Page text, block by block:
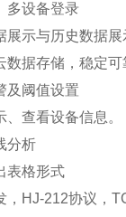
设备登录
示与历史数据展
存储，稳定可
阈值设置
查看设备信息。
析
格形式
212协议，